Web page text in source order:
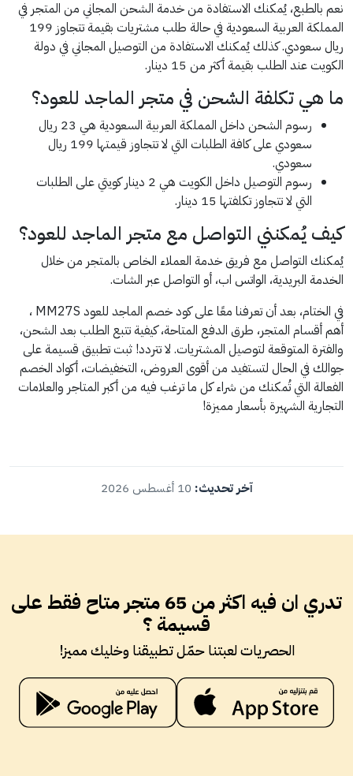
نعم بالطبع، يُمكنك الاستفادة من خدمة الشحن المجاني من المتجر في
المملكة العربية السعودية في حالة طلب مشتريات بقيمة تتجاوز 199
ريال سعودي. كذلك يُمكنك الاستفادة من التوصيل المجاني في دولة
الكويت عند الطلب بقيمة أكثر من 15 دينار.
ما هي تكلفة الشحن في متجر الماجد للعود؟
رسوم الشحن داخل المملكة العربية السعودية هي 23 ريال
سعودي على كافة الطلبات التي لا تتجاوز قيمتها 199 ريال
سعودي.
رسوم التوصيل داخل الكويت هي 2 دينار كويتي على الطلبات
التي لا تتجاوز تكلفتها 15 دينار.
كيف يُمكنني التواصل مع متجر الماجد للعود؟
يُمكنك التواصل مع فريق خدمة العملاء الخاص بالمتجر من خلال
الخدمة البريدية، الواتس اب، أو التواصل عبر الشات.
في الختام، بعد أن تعرفنا معًا على كود خصم الماجد للعود MM27S ،
أهم أقسام المتجر، طرق الدفع المتاحة، كيفية تتبع الطلب بعد الشحن،
والفترة المتوقعة لتوصيل المشتريات. لا تتردد! ثبت تطبيق قسيمة على
جوالك في الحال لتستفيد من أقوى العروض، التخفيضات، أكواد الخصم
الفعالة التي تُمكنك من شراء كل ما ترغب فيه من أكبر المتاجر والعلامات
التجارية الشهيرة بأسعار مميزة!
آخر تحديث:
تدري ان فيه اكثر من 65 متجر متاح فقط على
قسيمة ؟
الحصريات لعبتنا حمّل تطبيقنا وخليك مميز!